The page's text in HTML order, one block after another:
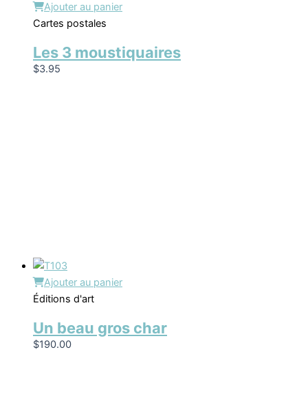
Ajouter au panier
Cartes postales
Les 3 moustiquaires
$3.95
Ajouter au panier
Éditions d'art
Un beau gros char
$190.00